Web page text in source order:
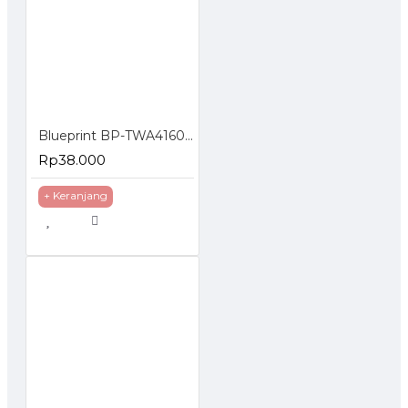
Blueprint BP-TWA4160 : Transfer Paper White A4
Rp38.000
+ Keranjang